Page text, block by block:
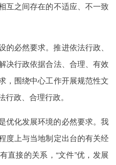
互之间存在的不适应、不一致
的必然要求。推进依法行政、
决行政依据合法、合理、有效
，围绕中心工作开展规范性文
政、合理行政。
优化发展环境的必然要求。我
度上与当地制定出台的有关经
直接的关系，“文件”优，发展